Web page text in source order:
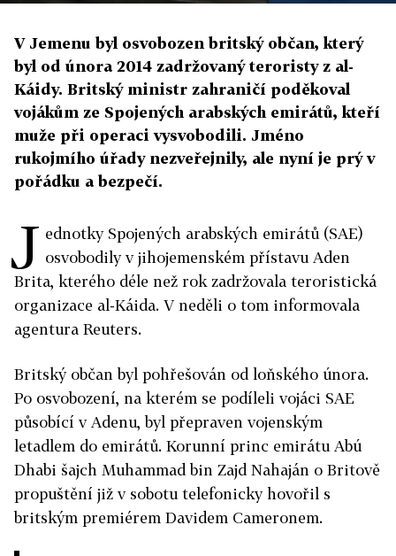
V Jemenu byl osvobozen britský občan, který
byl od února 2014 zadržovaný teroristy z al-
Káidy. Britský ministr zahraničí poděkoval
vojákům ze Spojených arabských emirátů, kteří
muže při operaci vysvobodili. Jméno
rukojmího úřady nezveřejnily, ale nyní je prý v
pořádku a bezpečí.
J ednotky Spojených arabských emirátů (SAE)
osvobodily v jihojemenském přístavu Aden
Brita, kterého déle než rok zadržovala teroristická
organizace al-Káida. V neděli o tom informovala
agentura Reuters.
Britský občan byl pohřešován od loňského února.
Po osvobození, na kterém se podíleli vojáci SAE
působící v Adenu, byl přepraven vojenským
letadlem do emirátů. Korunní princ emirátu Abú
Dhabi šajch Muhammad bin Zajd Nahaján o Britově
propuštění již v sobotu telefonicky hovořil s
britským premiérem Davidem Cameronem.